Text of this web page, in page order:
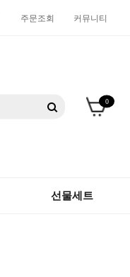
주문조회 커뮤니티
0
선물세트